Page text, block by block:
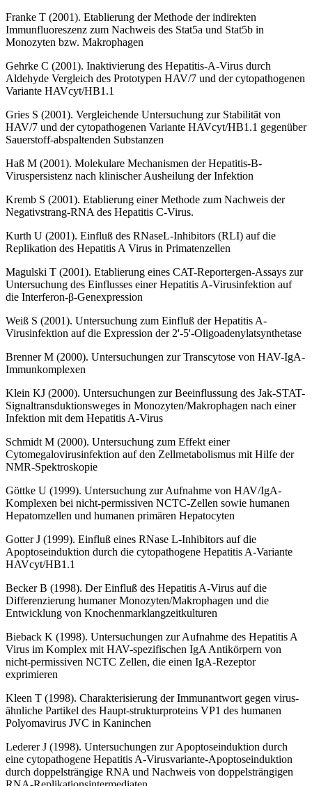
Franke T (2001). Etablierung der Methode der indirekten
Immunfluoreszenz zum Nachweis des Stat5a und Stat5b in
Monozyten bzw. Makrophagen
Gehrke C (2001). Inaktivierung des Hepatitis-A-Virus durch
Aldehyde Vergleich des Prototypen HAV/7 und der cytopathogenen
Variante HAVcyt/HB1.1
Gries S (2001). Vergleichende Untersuchung zur Stabilität von
HAV/7 und der cytopathogenen Variante HAVcyt/HB1.1 gegenüber
Sauerstoff-abspaltenden Substanzen
Haß M (2001). Molekulare Mechanismen der Hepatitis-B-
Viruspersistenz nach klinischer Ausheilung der Infektion
Kremb S (2001). Etablierung einer Methode zum Nachweis der
Negativstrang-RNA des Hepatitis C-Virus.
Kurth U (2001). Einfluß des RNaseL-Inhibitors (RLI) auf die
Replikation des Hepatitis A Virus in Primatenzellen
Magulski T (2001). Etablierung eines CAT-Reportergen-Assays zur
Untersuchung des Einflusses einer Hepatitis A-Virusinfektion auf
die Interferon-β-Genexpression
Weiß S (2001). Untersuchung zum Einfluß der Hepatitis A-
Virusinfektion auf die Expression der 2'-5'-Oligoadenylatsynthetase
Brenner M (2000). Untersuchungen zur Transcytose von HAV-IgA-
Immunkomplexen
Klein KJ (2000). Untersuchungen zur Beeinflussung des Jak-STAT-
Signaltransduktionsweges in Monozyten/Makrophagen nach einer
Infektion mit dem Hepatitis A-Virus
Schmidt M (2000). Untersuchung zum Effekt einer
Cytomegalovirusinfektion auf den Zellmetabolismus mit Hilfe der
NMR-Spektroskopie
Göttke U (1999). Untersuchung zur Aufnahme von HAV/IgA-
Komplexen bei nicht-permissiven NCTC-Zellen sowie humanen
Hepatomzellen und humanen primären Hepatocyten
Gotter J (1999). Einfluß eines RNase L-Inhibitors auf die
Apoptoseinduktion durch die cytopathogene Hepatitis A-Variante
HAVcyt/HB1.1
Becker B (1998). Der Einfluß des Hepatitis A-Virus auf die
Differenzierung humaner Monozyten/Makrophagen und die
Entwicklung von Knochenmarklangzeitkulturen
Bieback K (1998). Untersuchungen zur Aufnahme des Hepatitis A
Virus im Komplex mit HAV-spezifischen IgA Antikörpern von
nicht-permissiven NCTC Zellen, die einen IgA-Rezeptor
exprimieren
Kleen T (1998). Charakterisierung der Immunantwort gegen virus-
ähnliche Partikel des Haupt-strukturproteins VP1 des humanen
Polyomavirus JVC in Kaninchen
Lederer J (1998). Untersuchungen zur Apoptoseinduktion durch
eine cytopathogene Hepatitis A-Virusvariante-Apoptoseinduktion
durch doppelsträngige RNA und Nachweis von doppelsträngigen